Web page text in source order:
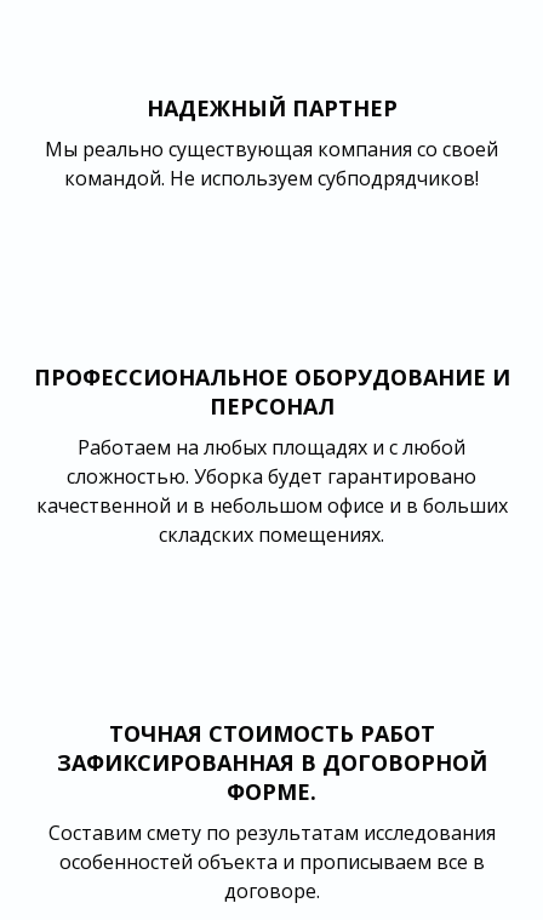
НАДЕЖНЫЙ ПАРТНЕР
Мы реально существующая компания со своей
командой. Не используем субподрядчиков!
ПРОФЕССИОНАЛЬНОЕ ОБОРУДОВАНИЕ И
ПЕРСОНАЛ
Работаем на любых площадях и с любой
сложностью. Уборка будет гарантировано
качественной и в небольшом офисе и в больших
складских помещениях.
ТОЧНАЯ СТОИМОСТЬ РАБОТ
ЗАФИКСИРОВАННАЯ В ДОГОВОРНОЙ
ФОРМЕ.
Составим смету по результатам исследования
особенностей объекта и прописываем все в
договоре.